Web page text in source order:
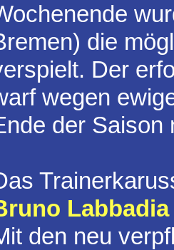
die
Der
wegen
der Saison
Labbadia
den neu